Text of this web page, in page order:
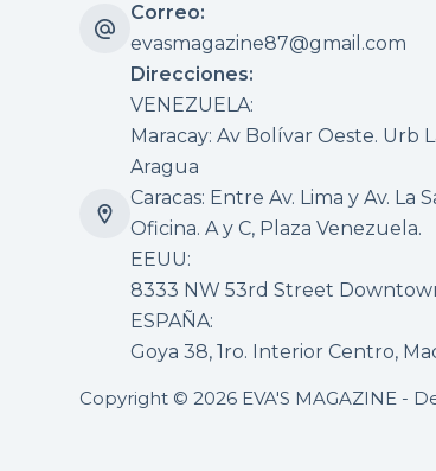
Correo:
evasmagazine87@gmail.com
Direcciones:
VENEZUELA:
Maracay: Av Bolívar Oeste. Urb
Aragua
Caracas: Entre Av. Lima y Av. La
Oficina. A y C, Plaza Venezuela.
EEUU:
8333 NW 53rd Street
ESPAÑA:
Goya 38, 1ro. Interior Centro,
Copyright © 2026 EVA'S MAGAZINE -